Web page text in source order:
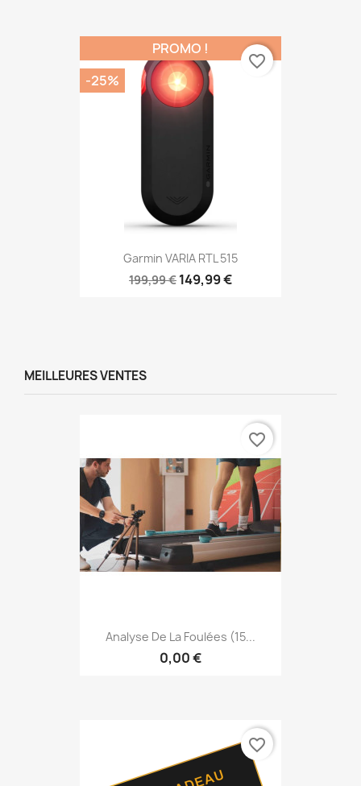
Garmin VARIA RTL 515
199,99 € 149,99 €
PROMO !
-25%
favorite_border
MEILLEURES VENTES
Analyse De La Foulées (15...
0,00 €
favorite_border
favorite_border